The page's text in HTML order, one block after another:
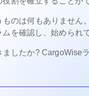
のは何もありません
を確認し、始められ
したか? CargoWise